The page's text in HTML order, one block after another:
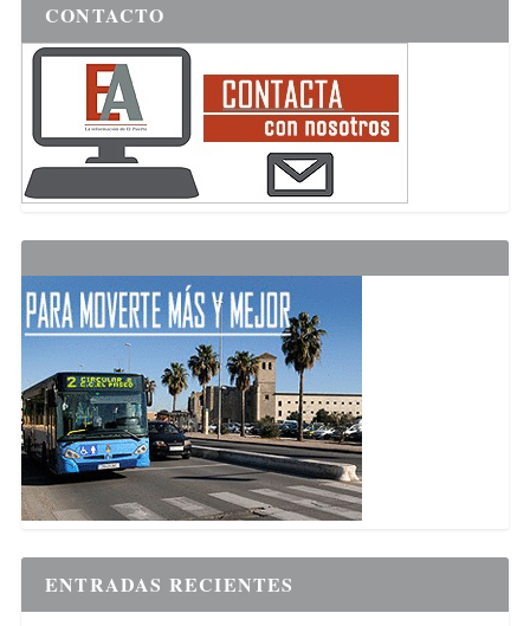
CONTACTO
ENTRADAS RECIENTES